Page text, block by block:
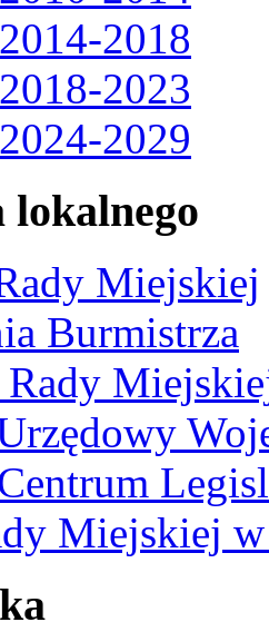
2018
2023
2029
Miejskiej
Burmistrza
Rady
Miejskiej w